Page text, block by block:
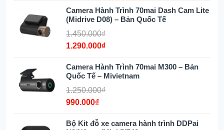
Camera Hành Trình 70mai Dash Cam Lite
(Midrive D08) – Bản Quốc Tế
1.450.000₫
1.290.000₫
Camera Hành Trình 70mai M300 – Bản
Quốc Tế – Mivietnam
1.250.000₫
990.000₫
Bộ Kit đỗ xe camera hành trình DDPai